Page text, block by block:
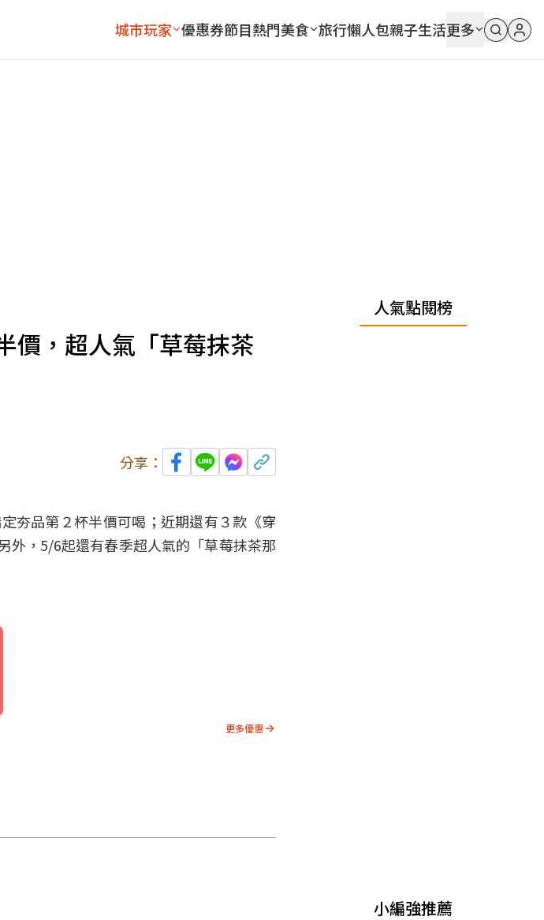
城市玩家 優惠券節目熱門美食 旅行懶人包親子生活更多
價，超人氣「草莓抹茶
分享：
夯品第２杯半價可喝；近期還有３款《穿
外，5/6起還有春季超人氣的「草莓抹茶那
更多優惠
人氣點閱榜
小編強推薦